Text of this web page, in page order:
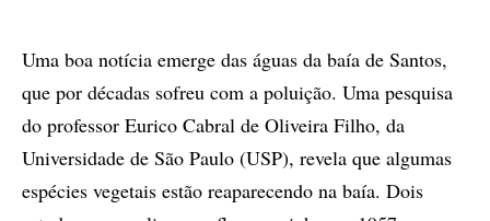
Uma boa notícia emerge das águas da baía de Santos,
que por décadas sofreu com a poluição. Uma pesquisa
do professor Eurico Cabral de Oliveira Filho, da
Universidade de São Paulo (USP), revela que algumas
espécies vegetais estão reaparecendo na baía. Dois